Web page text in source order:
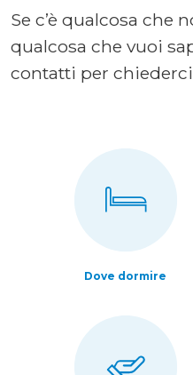
Se c’è qualcosa che
qualcosa che vuoi
contatti per
Dove dormire